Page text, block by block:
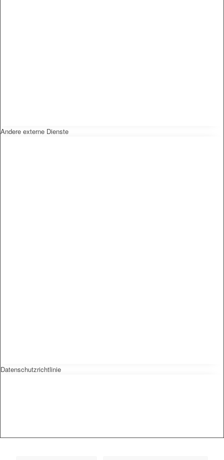
Andere externe Dienste
Datenschutzrichtlinie